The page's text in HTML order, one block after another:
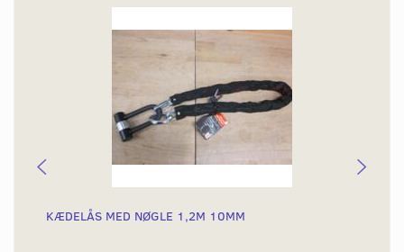
KÆDELÅS MED NØGLE 1,2M 10MM